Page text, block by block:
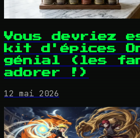
Vous devriez
kit d'épices
génial (les
adorer !)
12 mai 2026